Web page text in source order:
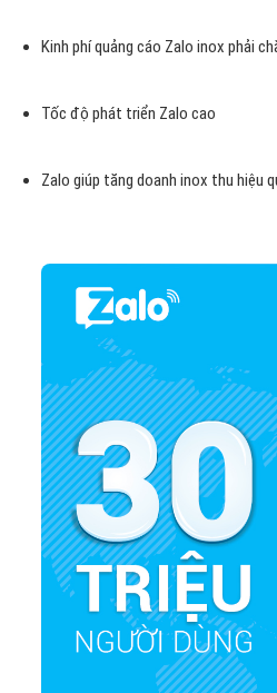
Kinh phí quảng cáo Zalo inox phải
Tốc độ phát triển Zalo cao
Zalo giúp tăng doanh inox thu hiệu